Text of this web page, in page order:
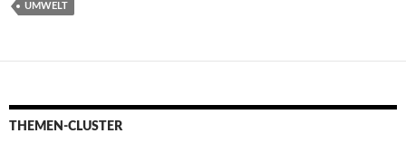
UMWELT
THEMEN-CLUSTER